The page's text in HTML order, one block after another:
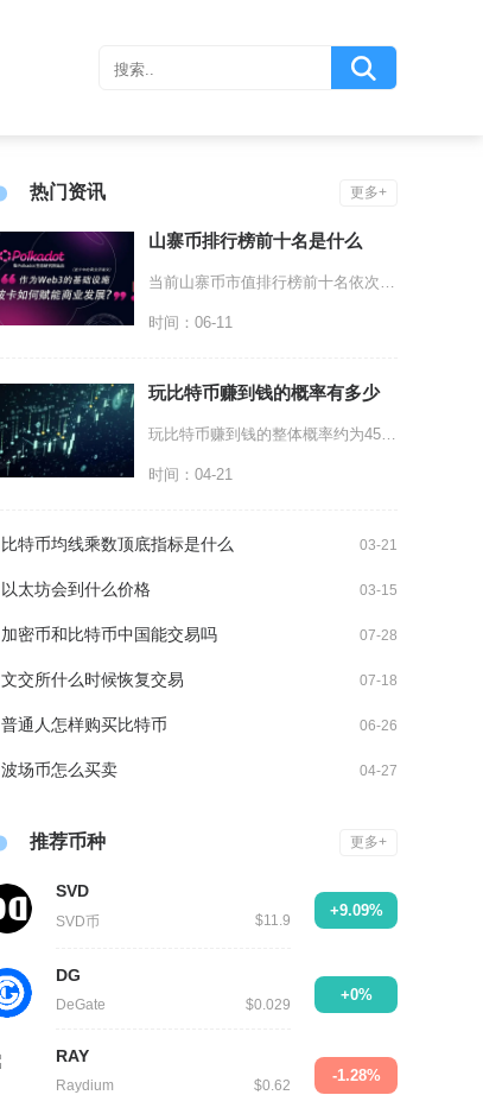
热门资讯 更多+
山寨币排行榜前十名是什么
当前山寨币市值排行榜前十名依次为ETH以太坊、BNB币安币、XRP瑞波币、SOL索拉纳、T
时间：06-11
玩比特币赚到钱的概率有多少
玩比特币赚到钱的整体概率约为45%，但会随持有周期、投资策略与入场时机剧烈分化，长期持有盈
时间：04-21
比特币均线乘数顶底指标是什么 03-21
以太坊会到什么价格 03-15
加密币和比特币中国能交易吗 07-28
文交所什么时候恢复交易 07-18
普通人怎样购买比特币 06-26
波场币怎么买卖 04-27
推荐币种 更多+
SVD
SVD币 $11.9
+9.09%
DG
DeGate $0.029
+0%
RAY
Raydium $0.62
-1.28%